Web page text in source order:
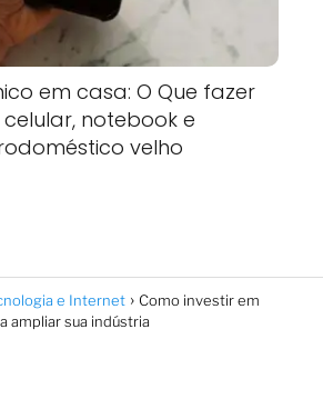
em casa: O Que fazer
notebook e
velho
e Internet
Como investir em
ampliar sua indústria